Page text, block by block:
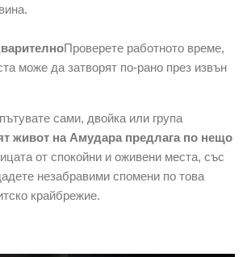
Проверете работното време,
може да затворят по-рано през извън
сами, двойка или група
живот на Амудара предлага по нещо
от спокойни и оживени места, със
незабравими спомени по това
крайбрежие.